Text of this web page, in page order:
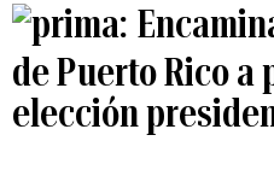
de Puerto Rico
elección